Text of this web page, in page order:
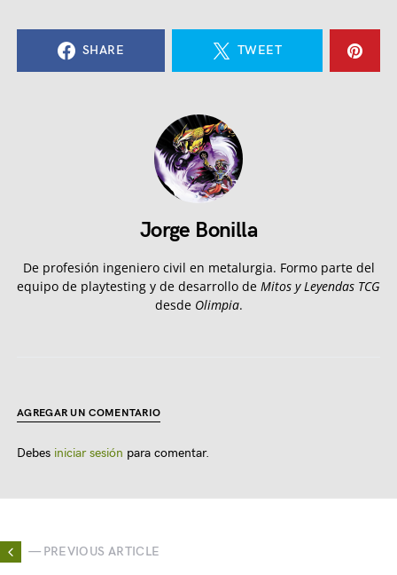
SHARE TWEET
Jorge Bonilla
De profesión ingeniero civil en metalurgia. Formo parte del
equipo de playtesting y de desarrollo de Mitos y Leyendas TCG
desde Olimpia.
AGREGAR UN COMENTARIO
Debes iniciar sesión para comentar.
— PREVIOUS ARTICLE